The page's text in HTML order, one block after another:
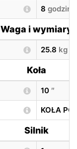
8 godzin
Waga i wymiary
25.8 kg
Koła
10 ″
KOŁA
Silnik